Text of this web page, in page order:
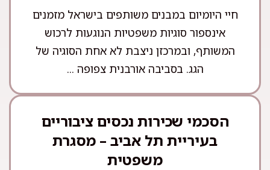
חיי היומיום במבנים משותפים בישראל מזמנים
אינספור סוגיות משפטיות הנוגעות לרכוש
המשותף, ובמרכזן ניצבת לא אחת הסוגיה של
הגג. בסביבה אורבנית צפופה ...
הסכמי שכירות נכסים ציבוריים
בעיריית תל אביב – מסגרת
משפטית